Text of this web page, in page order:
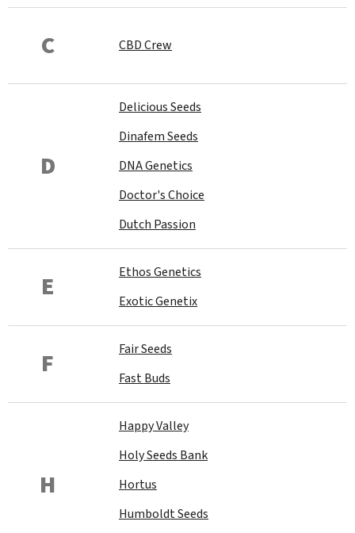
C CBD Crew
D
Delicious Seeds
Dinafem Seeds
DNA Genetics
Doctor's Choice
Dutch Passion
E
Ethos Genetics
Exotic Genetix
F
Fair Seeds
Fast Buds
H
Happy Valley
Holy Seeds Bank
Hortus
Humboldt Seeds